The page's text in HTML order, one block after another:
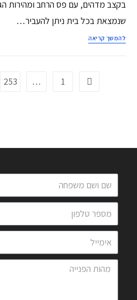
בקצב מדהים, עם פס הרחב ומהירות
שנמצאת בכל בית ניתן להעביר…
להמשך קריאה
1
…
253